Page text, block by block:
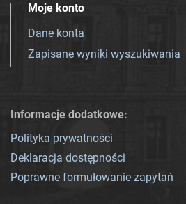
Moje konto
Dane konta
Zapisane wyniki wyszukiwania
Informacje dodatkowe:
Polityka prywatności
Deklaracja dostępności
Poprawne formułowanie zapytań